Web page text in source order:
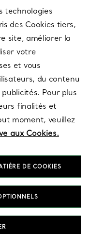
technologies
des Cookies tiers,
site, améliorer la
votre
et vous
du contenu
Pour plus
finalités et
moment, veuillez
aux Cookies.
DE COOKIES